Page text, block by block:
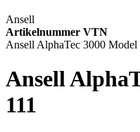
Ansell
Artikelnummer VTN
Ansell AlphaTec 3000 Model
Ansell
111